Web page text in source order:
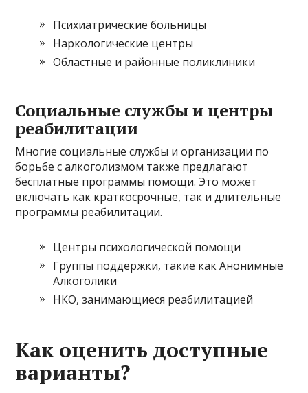
Психиатрические больницы
Наркологические центры
Областные и районные поликлиники
Социальные службы и центры
реабилитации
Многие социальные службы и организации по
борьбе с алкоголизмом также предлагают
бесплатные программы помощи. Это может
включать как краткосрочные, так и длительные
программы реабилитации.
Центры психологической помощи
Группы поддержки, такие как Анонимные
Алкоголики
НКО, занимающиеся реабилитацией
Как оценить доступные
варианты?